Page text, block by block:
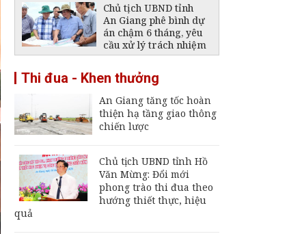
Chủ tịch UBND tỉnh
An Giang phê bình dự
án chậm 6 tháng, yêu
cầu xử lý trách nhiệm
trong vụ 2 ngư dân
mất tích trên biển
Phú Quốc
An Giang được phân
loại là đơn vị hành
Thông báo ngừng,
giảm mức cung cấp
điện trên địa bàn tỉnh
Thi đua - Khen thưởng
An Giang tăng tốc hoàn
thiện hạ tầng giao thông
chiến lược
Chủ tịch UBND tỉnh Hồ
Văn Mừng: Đổi mới
phong trào thi đua theo
hướng thiết thực, hiệu
quả